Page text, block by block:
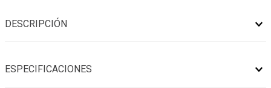
DESCRIPCIÓN
ESPECIFICACIONES